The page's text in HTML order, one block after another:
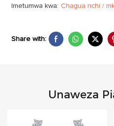
Imetumwa kwa: Chagua nchi /
Share with:
Unaweza